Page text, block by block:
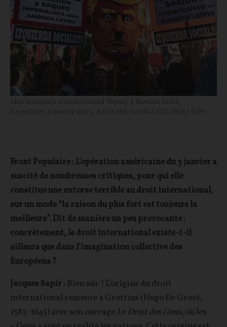
Front Populaire : L’opération américaine du 3 janvier a
suscité de nombreuses critiques, pour qui elle
constitue une entorse terrible au droit international,
sur un mode “la raison du plus fort est toujours la
meilleure”. Dit de manière un peu provocante :
concrètement, le droit international existe-t-il
ailleurs que dans l’imagination collective des
Européens ?
Jacques Sapir : Bien sûr ! L’origine du droit
international remonte à Grottius (Hugo De Groot,
1583-1645) avec son ouvrage Le Droit des Gens, où les